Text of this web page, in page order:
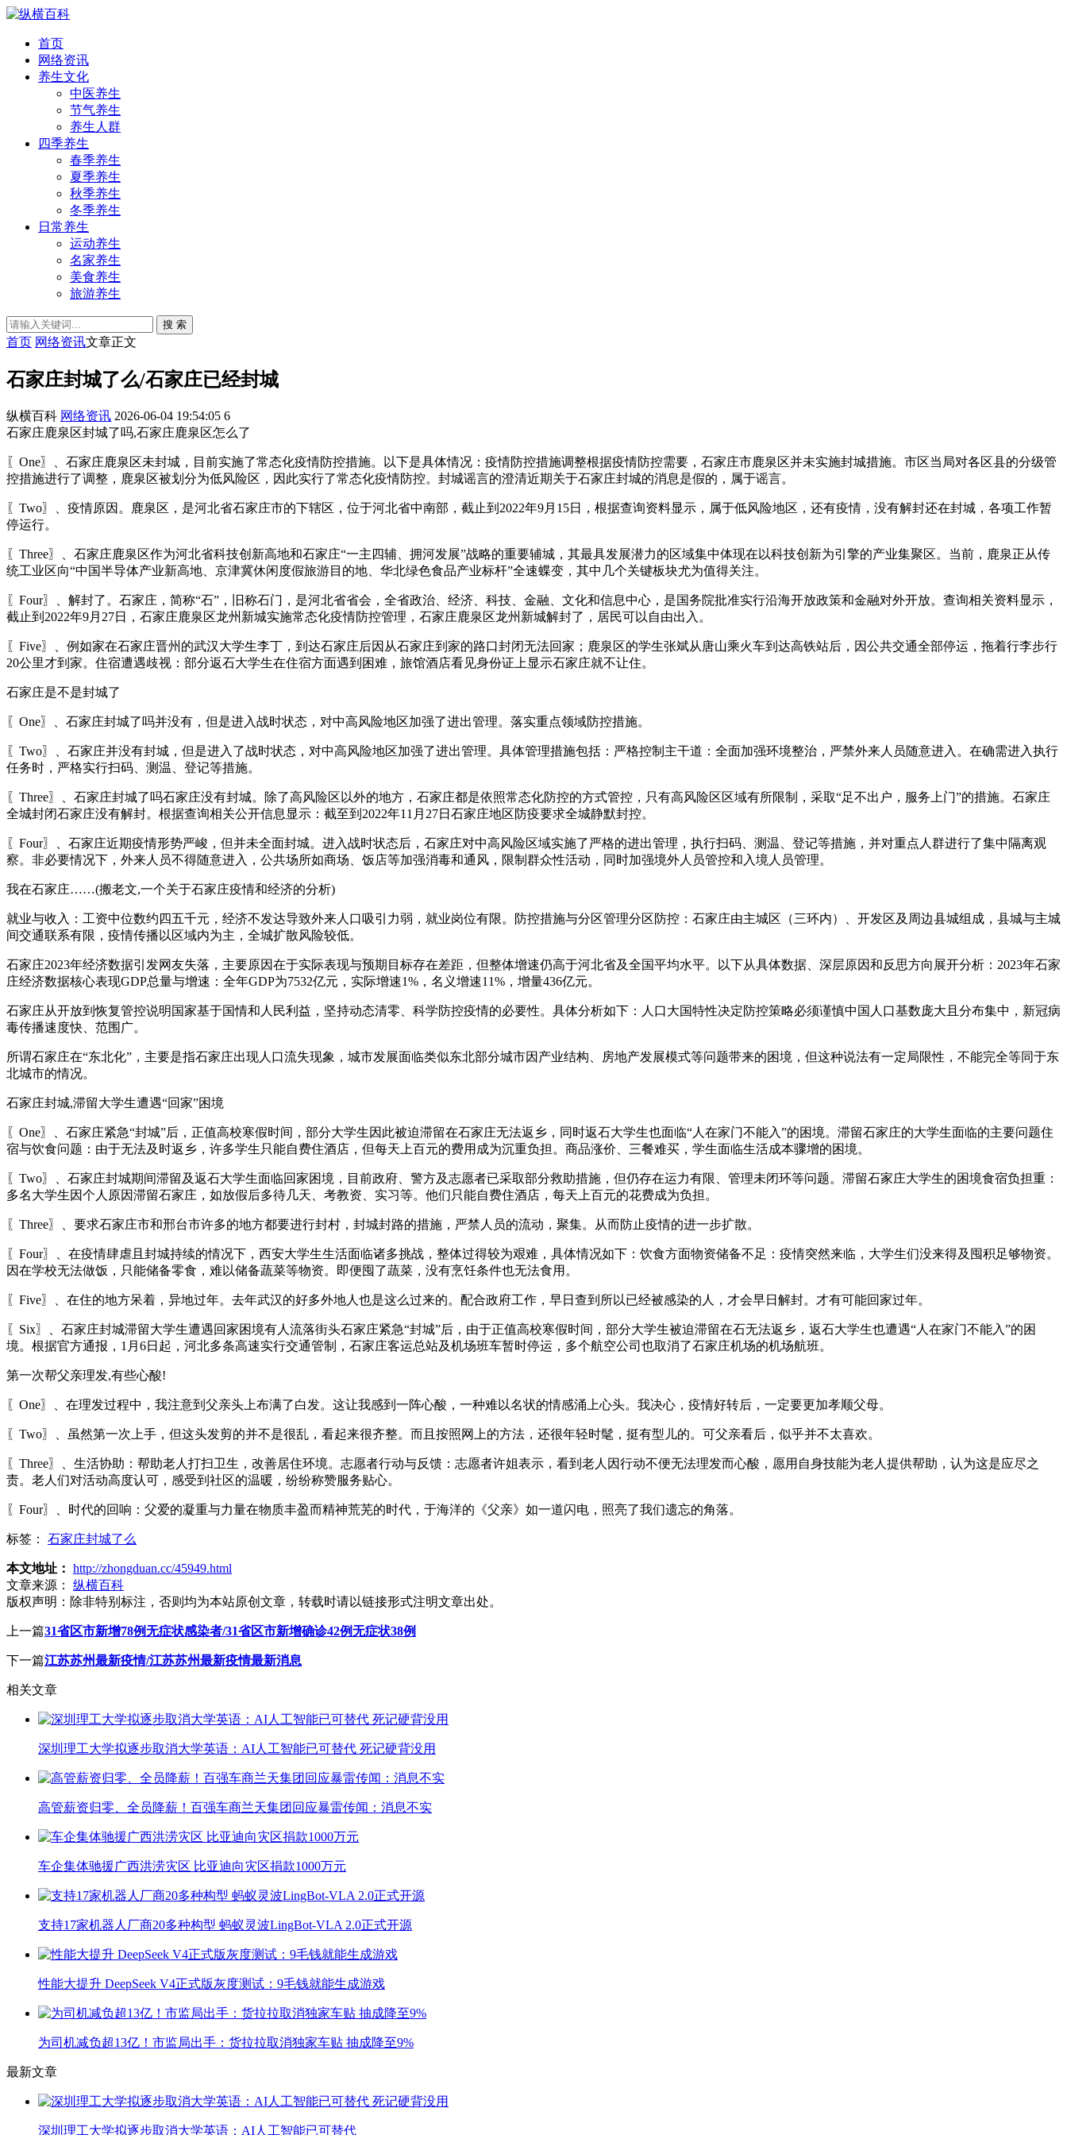
首页
网络资讯
养生文化
中医养生
节气养生
养生人群
四季养生
春季养生
夏季养生
秋季养生
冬季养生
日常养生
运动养生
名家养生
美食养生
旅游养生
搜 索
首页 网络资讯文章正文
石家庄封城了么/石家庄已经封城
纵横百科 网络资讯 2026-06-04 19:54:05 6
石家庄鹿泉区封城了吗,石家庄鹿泉区怎么了
〖One〗、石家庄鹿泉区未封城，目前实施了常态化疫情防控措施。以下是具体情况：疫情防控措施调整根据疫情防控需要，石家庄市鹿泉区并未实施封城措施。市区当局对各区县的分级管
控措施进行了调整，鹿泉区被划分为低风险区，因此实行了常态化疫情防控。封城谣言的澄清近期关于石家庄封城的消息是假的，属于谣言。
〖Two〗、疫情原因。鹿泉区，是河北省石家庄市的下辖区，位于河北省中南部，截止到2022年9月15日，根据查询资料显示，属于低风险地区，还有疫情，没有解封还在封城，各项工作暂
停运行。
〖Three〗、石家庄鹿泉区作为河北省科技创新高地和石家庄“一主四辅、拥河发展”战略的重要辅城，其最具发展潜力的区域集中体现在以科技创新为引擎的产业集聚区。当前，鹿泉正从传
统工业区向“中国半导体产业新高地、京津冀休闲度假旅游目的地、华北绿色食品产业标杆”全速蝶变，其中几个关键板块尤为值得关注。
〖Four〗、解封了。石家庄，简称“石”，旧称石门，是河北省省会，全省政治、经济、科技、金融、文化和信息中心，是国务院批准实行沿海开放政策和金融对外开放。查询相关资料显示，
截止到2022年9月27日，石家庄鹿泉区龙州新城实施常态化疫情防控管理，石家庄鹿泉区龙州新城解封了，居民可以自由出入。
〖Five〗、例如家在石家庄晋州的武汉大学生李丁，到达石家庄后因从石家庄到家的路口封闭无法回家；鹿泉区的学生张斌从唐山乘火车到达高铁站后，因公共交通全部停运，拖着行李步行
20公里才到家。住宿遭遇歧视：部分返石大学生在住宿方面遇到困难，旅馆酒店看见身份证上显示石家庄就不让住。
石家庄是不是封城了
〖One〗、石家庄封城了吗并没有，但是进入战时状态，对中高风险地区加强了进出管理。落实重点领域防控措施。
〖Two〗、石家庄并没有封城，但是进入了战时状态，对中高风险地区加强了进出管理。具体管理措施包括：严格控制主干道：全面加强环境整治，严禁外来人员随意进入。在确需进入执行
任务时，严格实行扫码、测温、登记等措施。
〖Three〗、石家庄封城了吗石家庄没有封城。除了高风险区以外的地方，石家庄都是依照常态化防控的方式管控，只有高风险区区域有所限制，采取“足不出户，服务上门”的措施。石家庄
全城封闭石家庄没有解封。根据查询相关公开信息显示：截至到2022年11月27日石家庄地区防疫要求全城静默封控。
〖Four〗、石家庄近期疫情形势严峻，但并未全面封城。进入战时状态后，石家庄对中高风险区域实施了严格的进出管理，执行扫码、测温、登记等措施，并对重点人群进行了集中隔离观
察。非必要情况下，外来人员不得随意进入，公共场所如商场、饭店等加强消毒和通风，限制群众性活动，同时加强境外人员管控和入境人员管理。
我在石家庄……(搬老文,一个关于石家庄疫情和经济的分析)
就业与收入：工资中位数约四五千元，经济不发达导致外来人口吸引力弱，就业岗位有限。防控措施与分区管理分区防控：石家庄由主城区（三环内）、开发区及周边县城组成，县城与主城
间交通联系有限，疫情传播以区域内为主，全城扩散风险较低。
石家庄2023年经济数据引发网友失落，主要原因在于实际表现与预期目标存在差距，但整体增速仍高于河北省及全国平均水平。以下从具体数据、深层原因和反思方向展开分析：2023年石家
庄经济数据核心表现GDP总量与增速：全年GDP为7532亿元，实际增速1%，名义增速11%，增量436亿元。
石家庄从开放到恢复管控说明国家基于国情和人民利益，坚持动态清零、科学防控疫情的必要性。具体分析如下：人口大国特性决定防控策略必须谨慎中国人口基数庞大且分布集中，新冠病
毒传播速度快、范围广。
所谓石家庄在“东北化”，主要是指石家庄出现人口流失现象，城市发展面临类似东北部分城市因产业结构、房地产发展模式等问题带来的困境，但这种说法有一定局限性，不能完全等同于东
北城市的情况。
石家庄封城,滞留大学生遭遇“回家”困境
〖One〗、石家庄紧急“封城”后，正值高校寒假时间，部分大学生因此被迫滞留在石家庄无法返乡，同时返石大学生也面临“人在家门不能入”的困境。滞留石家庄的大学生面临的主要问题住
宿与饮食问题：由于无法及时返乡，许多学生只能自费住酒店，但每天上百元的费用成为沉重负担。商品涨价、三餐难买，学生面临生活成本骤增的困境。
〖Two〗、石家庄封城期间滞留及返石大学生面临回家困境，目前政府、警方及志愿者已采取部分救助措施，但仍存在运力有限、管理未闭环等问题。滞留石家庄大学生的困境食宿负担重：
多名大学生因个人原因滞留石家庄，如放假后多待几天、考教资、实习等。他们只能自费住酒店，每天上百元的花费成为负担。
〖Three〗、要求石家庄市和邢台市许多的地方都要进行封村，封城封路的措施，严禁人员的流动，聚集。从而防止疫情的进一步扩散。
〖Four〗、在疫情肆虐且封城持续的情况下，西安大学生生活面临诸多挑战，整体过得较为艰难，具体情况如下：饮食方面物资储备不足：疫情突然来临，大学生们没来得及囤积足够物资。
因在学校无法做饭，只能储备零食，难以储备蔬菜等物资。即便囤了蔬菜，没有烹饪条件也无法食用。
〖Five〗、在住的地方呆着，异地过年。去年武汉的好多外地人也是这么过来的。配合政府工作，早日查到所以已经被感染的人，才会早日解封。才有可能回家过年。
〖Six〗、石家庄封城滞留大学生遭遇回家困境有人流落街头石家庄紧急“封城”后，由于正值高校寒假时间，部分大学生被迫滞留在石无法返乡，返石大学生也遭遇“人在家门不能入”的困
境。根据官方通报，1月6日起，河北多条高速实行交通管制，石家庄客运总站及机场班车暂时停运，多个航空公司也取消了石家庄机场的机场航班。
第一次帮父亲理发,有些心酸!
〖One〗、在理发过程中，我注意到父亲头上布满了白发。这让我感到一阵心酸，一种难以名状的情感涌上心头。我决心，疫情好转后，一定要更加孝顺父母。
〖Two〗、虽然第一次上手，但这头发剪的并不是很乱，看起来很齐整。而且按照网上的方法，还很年轻时髦，挺有型儿的。可父亲看后，似乎并不太喜欢。
〖Three〗、生活协助：帮助老人打扫卫生，改善居住环境。志愿者行动与反馈：志愿者许姐表示，看到老人因行动不便无法理发而心酸，愿用自身技能为老人提供帮助，认为这是应尽之
责。老人们对活动高度认可，感受到社区的温暖，纷纷称赞服务贴心。
〖Four〗、时代的回响：父爱的凝重与力量在物质丰盈而精神荒芜的时代，于海洋的《父亲》如一道闪电，照亮了我们遗忘的角落。
标签： 石家庄封城了么
本文地址： http://zhongduan.cc/45949.html
文章来源：
纵横百科
版权声明： 除非特别标注，否则均为本站原创文章，转载时请以链接形式注明文章出处。
上一篇31省区市新增78例无症状感染者/31省区市新增确诊42例无症状38例
下一篇江苏苏州最新疫情/江苏苏州最新疫情最新消息
相关文章
深圳理工大学拟逐步取消大学英语：AI人工智能已可替代 死记硬背没用
高管薪资归零、全员降薪！百强车商兰天集团回应暴雷传闻：消息不实
车企集体驰援广西洪涝灾区 比亚迪向灾区捐款1000万元
支持17家机器人厂商20多种构型 蚂蚁灵波LingBot-VLA 2.0正式开源
性能大提升 DeepSeek V4正式版灰度测试：9毛钱就能生成游戏
为司机减负超13亿！市监局出手：货拉拉取消独家车贴 抽成降至9%
最新文章
深圳理工大学拟逐步取消大学英语：AI人工智能已可替代